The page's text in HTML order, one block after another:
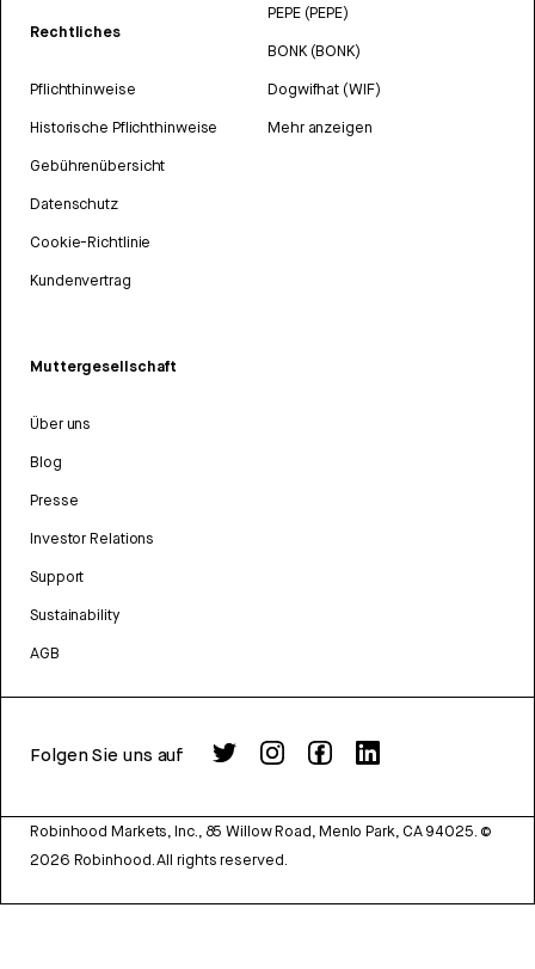
Rechtliches
Pflichthinweise
Historische Pflichthinweise
Gebührenübersicht
Datenschutz
Cookie-Richtlinie
Kundenvertrag
PEPE (PEPE)
BONK (BONK)
Dogwifhat (WIF)
Mehr anzeigen
Muttergesellschaft
Über uns
Blog
Presse
Investor Relations
Support
Sustainability
AGB
Folgen Sie uns auf
Robinhood Markets, Inc., 85 Willow Road, Menlo Park, CA 94025. ©
2026 Robinhood. All rights reserved.